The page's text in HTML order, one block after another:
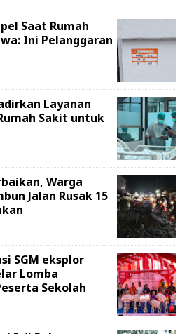
Saat Rumah
Ini Pelanggaran
Layanan
Sakit untuk
Warga
Jalan Rusak 15
SGM eksplor
Lomba
Sekolah